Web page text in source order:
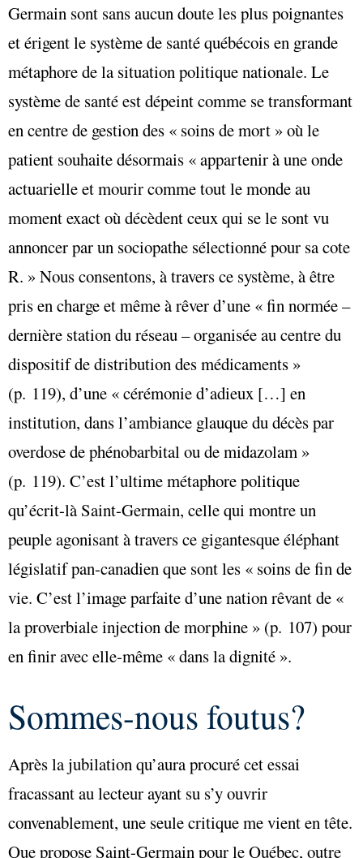
Germain sont sans aucun doute les plus poignantes
et érigent le système de santé québécois en grande
métaphore de la situation politique nationale. Le
système de santé est dépeint comme se transformant
en centre de gestion des « soins de mort » où le
patient souhaite désormais « appartenir à une onde
actuarielle et mourir comme tout le monde au
moment exact où décèdent ceux qui se le sont vu
annoncer par un sociopathe sélectionné pour sa cote
R. » Nous consentons, à travers ce système, à être
pris en charge et même à rêver d’une « fin normée –
dernière station du réseau – organisée au centre du
dispositif de distribution des médicaments »
(p. 119), d’une « cérémonie d’adieux […] en
institution, dans l’ambiance glauque du décès par
overdose de phénobarbital ou de midazolam »
(p. 119). C’est l’ultime métaphore politique
qu’écrit-là Saint-Germain, celle qui montre un
peuple agonisant à travers ce gigantesque éléphant
législatif pan-canadien que sont les « soins de fin de
vie. C’est l’image parfaite d’une nation rêvant de «
la proverbiale injection de morphine » (p. 107) pour
en finir avec elle-même « dans la dignité ».
Sommes-nous foutus?
Après la jubilation qu’aura procuré cet essai
fracassant au lecteur ayant su s’y ouvrir
convenablement, une seule critique me vient en tête.
Que propose Saint-Germain pour le Québec, outre